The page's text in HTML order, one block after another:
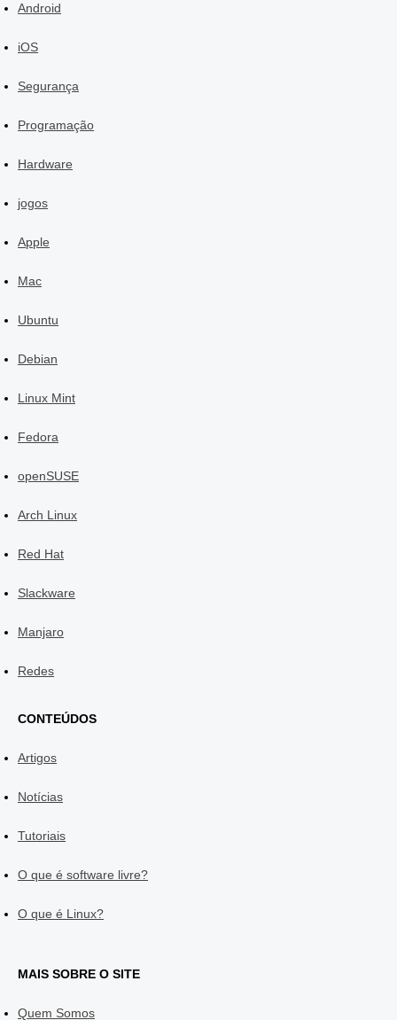
Android
iOS
Segurança
Programação
Hardware
jogos
Apple
Mac
Ubuntu
Debian
Linux Mint
Fedora
openSUSE
Arch Linux
Red Hat
Slackware
Manjaro
Redes
CONTEÚDOS
Artigos
Notícias
Tutoriais
O que é software livre?
O que é Linux?
MAIS SOBRE O SITE
Quem Somos